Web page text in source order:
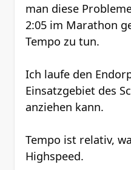
man diese
2:05 im Marathon
Tempo zu tun.
Ich laufe den
Einsatzgebiet des
anziehen kann.
Tempo ist relativ,
Highspeed.